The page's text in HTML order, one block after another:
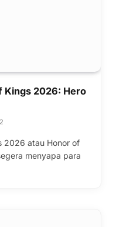
Kings 2026: Hero
2026 atau Honor of
menyapa para